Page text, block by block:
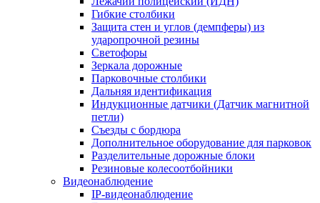
Гибкие столбики
Защита стен и углов (демпферы) из
ударопрочной резины
Светофоры
Зеркала дорожные
Парковочные столбики
Дальняя идентификация
Индукционные датчики (Датчик магнитной
петли)
Съезды с бордюра
Дополнительное оборудование для парковок
Разделительные дорожные блоки
Резиновые колесоотбойники
Видеонаблюдение
IP-видеонаблюдение